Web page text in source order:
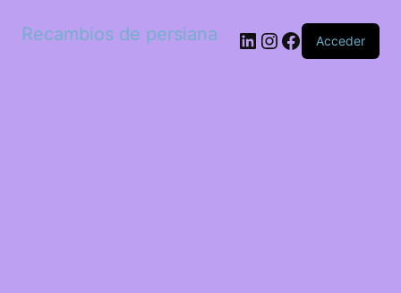
Recambios de persiana LinkedIn
Instagram
Facebook
Acceder